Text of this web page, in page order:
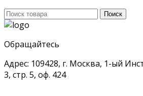
Поиск
для:
Поиск
Обращайтесь
Адрес: 109428, г. Москва, 1-ый
3, стр. 5, оф. 424